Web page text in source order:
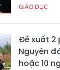
GIÁO DỤC
Đề xuất 2
Nguyên
hoặc 10